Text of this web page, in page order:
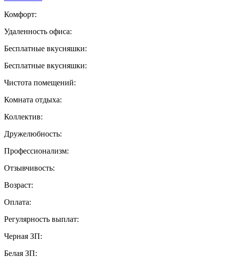
Комфорт:
Удаленность офиса:
Бесплатные вкусняшки:
Бесплатные вкусняшки:
Чистота помещений:
Комната отдыха:
Коллектив:
Дружелюбность:
Профессионализм:
Отзывчивость:
Возраст:
Оплата:
Регулярность выплат:
Черная ЗП:
Белая ЗП: